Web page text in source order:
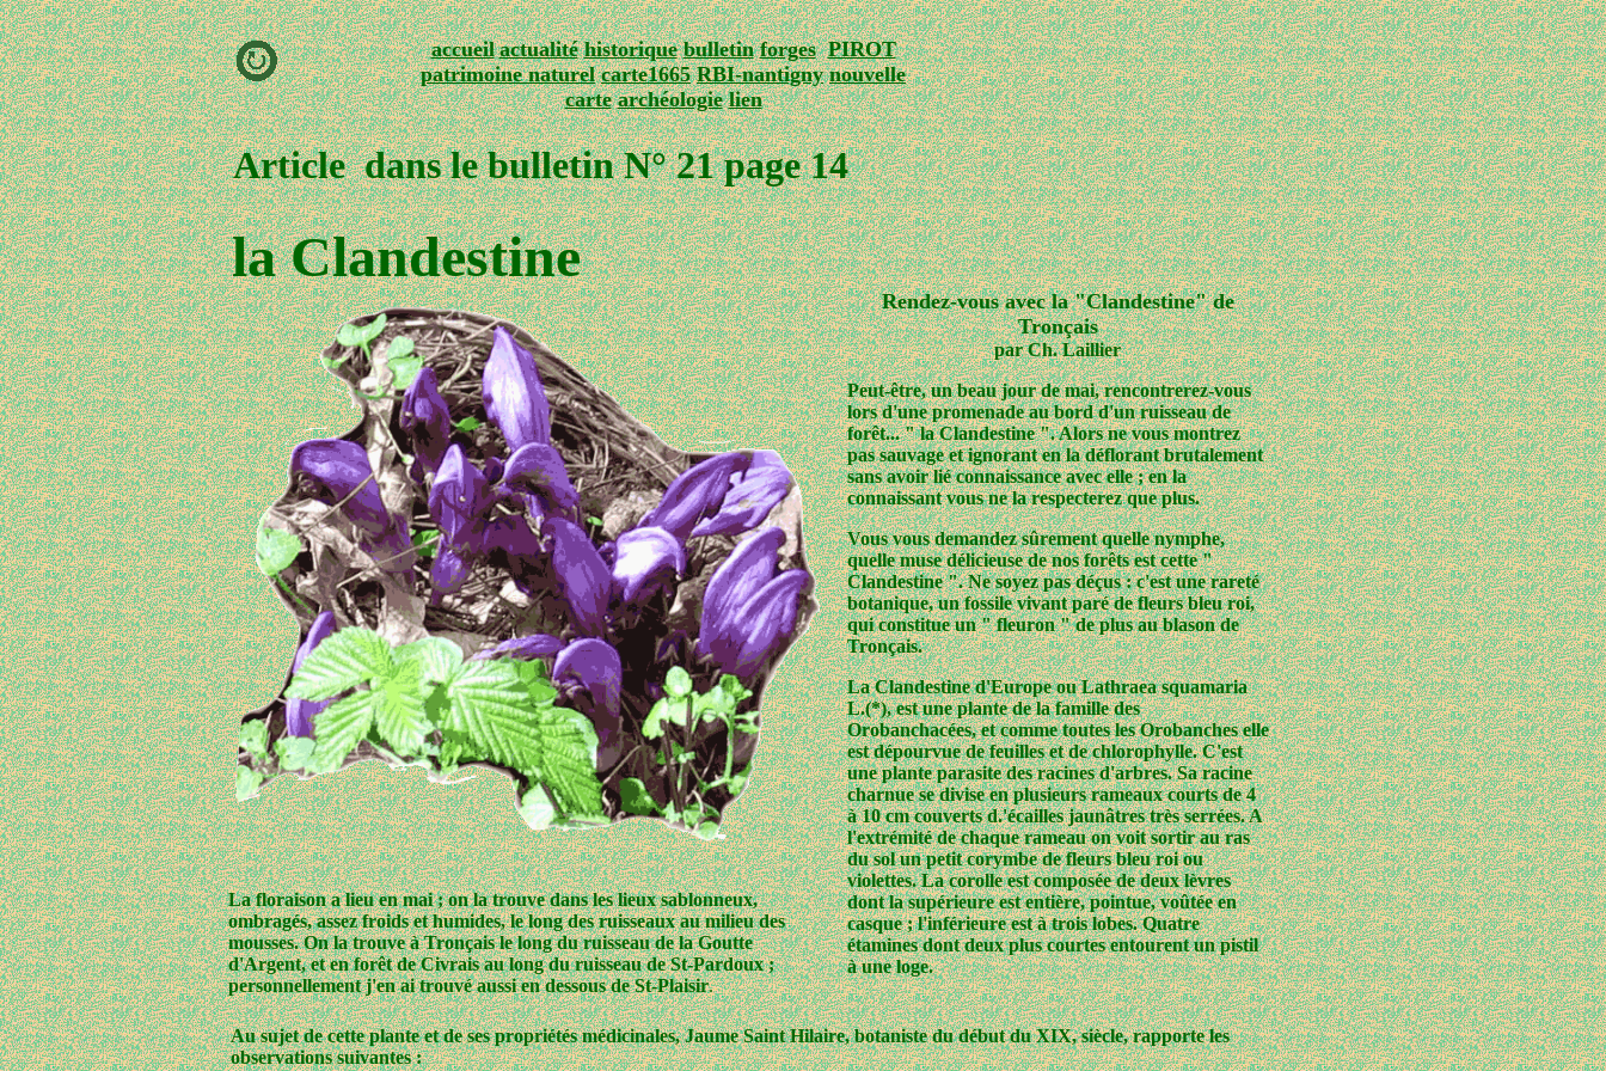
accueil actualité historique bulletin forges PIROT
patrimoine naturel carte1665 RBI-nantigny nouvelle
carte archéologie lien
Article dans le bulletin N° 21 page 14
la Clandestine
Rendez-vous avec la "Clandestine" de
Tronçais
par Ch. Laillier
Peut-être, un beau jour de mai, rencontrerez-vous
lors d'une promenade au bord d'un ruisseau de
forêt... " la Clandestine ". Alors ne vous montrez
pas sauvage et ignorant en la déflorant brutalement
sans avoir lié connaissance avec elle ; en la
connaissant vous ne la respecterez que plus.
Vous vous demandez sûrement quelle nymphe,
quelle muse délicieuse de nos forêts est cette "
Clandestine ". Ne soyez pas déçus : c'est une rareté
botanique, un fossile vivant paré de fleurs bleu roi,
qui constitue un " fleuron " de plus au blason de
Tronçais.
La Clandestine d'Europe ou Lathraea squamaria
L.(*), est une plante de la famille des
Orobanchacées, et comme toutes les Orobanches elle
est dépourvue de feuilles et de chlorophylle. C'est
une plante parasite des racines d'arbres. Sa racine
charnue se divise en plusieurs rameaux courts de 4
à 10 cm couverts d.'écailles jaunâtres très serrées. A
l'extrémité de chaque rameau on voit sortir au ras
du sol un petit corymbe de fleurs bleu roi ou
violettes. La corolle est composée de deux lèvres
dont la supérieure est entière, pointue, voûtée en
casque ; l'inférieure est à trois lobes. Quatre
étamines dont deux plus courtes entourent un pistil
à une loge.
La floraison a lieu en mai ; on la trouve dans les lieux sablonneux,
ombragés, assez froids et humides, le long des ruisseaux au milieu des
mousses. On la trouve à Tronçais le long du ruisseau de la Goutte
d'Argent, et en forêt de Civrais au long du ruisseau de St-Pardoux ;
personnellement j'en ai trouvé aussi en dessous de St-Plaisir.
Au sujet de cette plante et de ses propriétés médicinales, Jaume Saint Hilaire, botaniste du début du XIX, siècle, rapporte les
observations suivantes :